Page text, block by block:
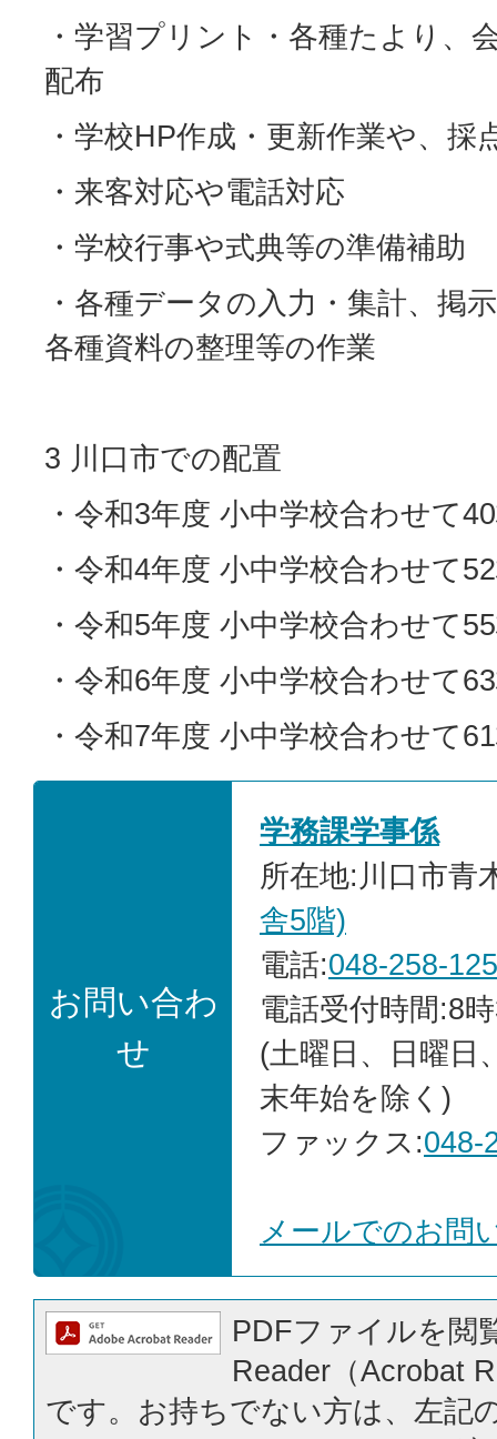
・学習プリント・各種たより、
配布
・学校HP作成・更新作業や、採
・来客対応や電話対応
・学校行事や式典等の準備補助
・各種データの入力・集計、掲
各種資料の整理等の作業
3 川口市での配置
・令和3年度 小中学校合わせて
・令和4年度 小中学校合わせて
・令和5年度 小中学校合わせて
・令和6年度 小中学校合わせて
・令和7年度 小中学校合わせて
お問い合わ
せ
学務課学事係
所在地:川口市青
舎5階)
電話:048-258-
電話受付時間:8
(土曜日、日曜日
末年始を除く)
ファックス:048-
メールでのお問
PDFファイルを閲
Reader（Acrobat
です。お持ちでない方は、左記